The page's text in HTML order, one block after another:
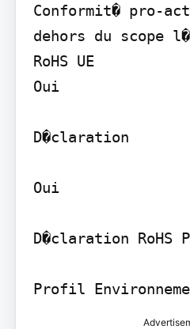
Conformit� pro-
dehors du scope
RoHS UE
Oui
D�claration
Oui
D�claration RoHS
Profil